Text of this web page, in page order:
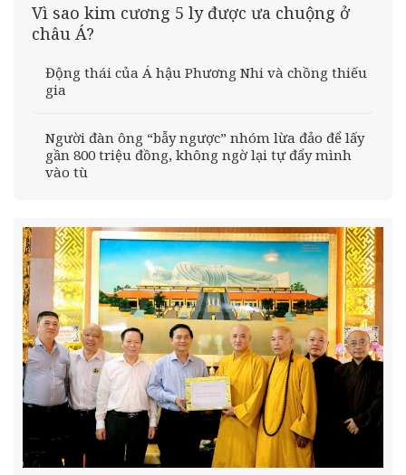
Vì sao kim cương 5 ly được ưa chuộng ở
châu Á?
Động thái của Á hậu Phương Nhi và chồng thiếu
gia
Người đàn ông “bẫy ngược” nhóm lừa đảo để lấy
gần 800 triệu đồng, không ngờ lại tự đẩy mình
vào tù